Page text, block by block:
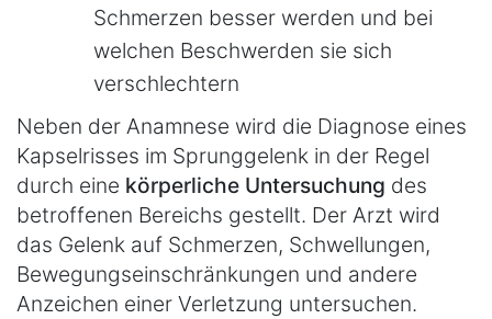
Schmerzen besser werden und bei
welchen Beschwerden sie sich
verschlechtern
Neben der Anamnese wird die Diagnose eines
Kapselrisses im Sprunggelenk in der Regel
durch eine körperliche Untersuchung des
betroffenen Bereichs gestellt. Der Arzt wird
das Gelenk auf Schmerzen, Schwellungen,
Bewegungseinschränkungen und andere
Anzeichen einer Verletzung untersuchen.